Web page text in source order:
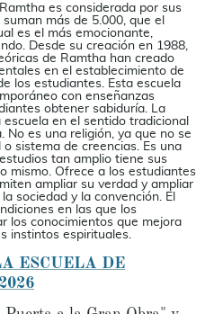
es considerada por sus
más de 5.000, que el
es el más emocionante,
Desde su creación en 1988,
de Ramtha han creado
en el establecimiento de
los estudiantes. Esta escuela
con enseñanzas
obtener sabiduría. La
en el sentido tradicional
No es una religión, ya que no se
sistema de creencias. Es una
tan amplio tiene sus
mismo. Ofrece a los estudiantes
ampliar su verdad y ampliar
sociedad y la convención. El
en las que los
los conocimientos que mejora
instintos espirituales.
ESCUELA DE